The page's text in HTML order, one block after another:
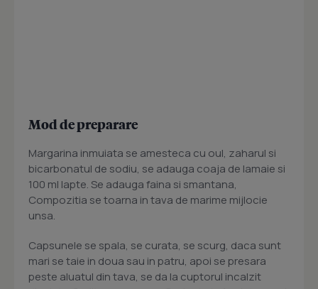
Mod de preparare
Margarina inmuiata se amesteca cu oul, zaharul si
bicarbonatul de sodiu, se adauga coaja de lamaie si
100 ml lapte. Se adauga faina si smantana,
Compozitia se toarna in tava de marime mijlocie
unsa.
Capsunele se spala, se curata, se scurg, daca sunt
mari se taie in doua sau in patru, apoi se presara
peste aluatul din tava, se da la cuptorul incalzit